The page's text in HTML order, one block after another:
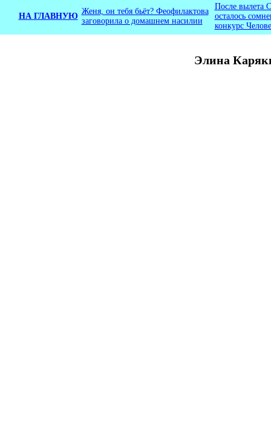
Элина
НА ГЛАВНУЮ
Женя, он тебя бьёт? Феофилактова
заговорила о домашнем насилии
После вылета
осталось
конкурс